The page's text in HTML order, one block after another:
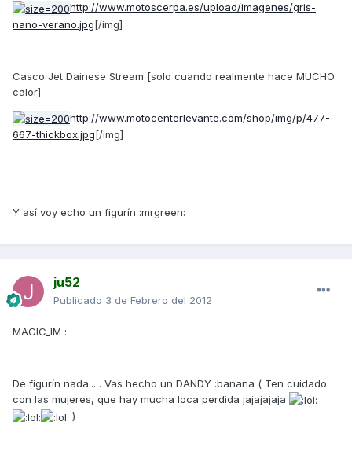
http://www.motoscerpa.es/upload/imagenes/gris-
nano-verano.jpg[/img]
Casco Jet Dainese Stream [solo cuando realmente hace MUCHO
calor]
http://www.motocenterlevante.com/shop/img/p/477-
667-thickbox.jpg[/img]
Y así voy echo un figurín :mrgreen:
ju52
Publicado 3 de Febrero del 2012
MAGIC_IM :
De figurín nada... . Vas hecho un DANDY :banana ( Ten cuidado
con las mujeres, que hay mucha loca perdida jajajajaja
)